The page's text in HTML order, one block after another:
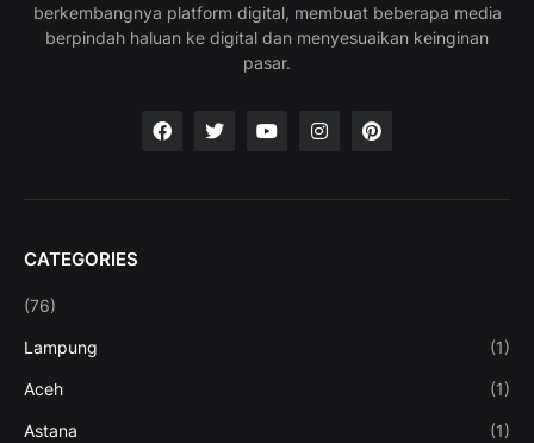
berkembangnya platform digital, membuat beberapa media
berpindah haluan ke digital dan menyesuaikan keinginan
pasar.
CATEGORIES
(76)
Lampung (1)
Aceh (1)
Astana (1)